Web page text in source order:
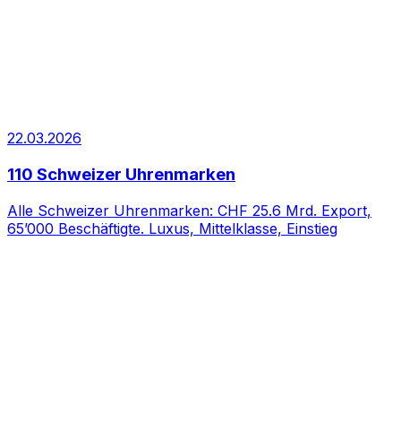
22.03.2026
110 Schweizer Uhrenmarken
Alle Schweizer Uhrenmarken: CHF 25.6 Mrd. Export,
65’000 Beschäftigte. Luxus, Mittelklasse, Einstieg